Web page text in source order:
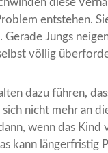
diese
entstehen.
Jungs
völlig
dazu führen,
nicht mehr an
wenn das Kind
kann längerfristig